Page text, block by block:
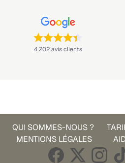
Note : 4,4 sur 5 —
4 202 avis clients
QUI SOMMES-NOUS ?
MENTIONS LÉGALES